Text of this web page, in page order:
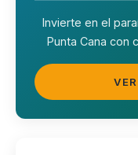
Invierte en el
Punta Cana con